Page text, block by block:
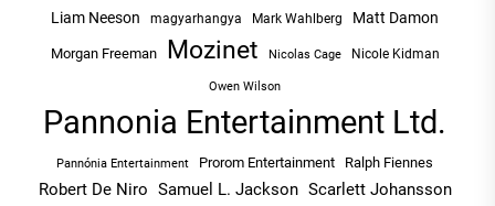
Liam Neeson magyarhangya Mark Wahlberg Matt Damon
Morgan Freeman Mozinet Nicolas Cage Nicole Kidman
Owen Wilson
Pannonia Entertainment Ltd.
Pannónia Entertainment Prorom Entertainment Ralph Fiennes
Robert De Niro Samuel L. Jackson Scarlett Johansson